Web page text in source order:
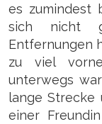
es zumindest
sich nicht
Entfernungen
zu viel
unterwegs
lange Strecke
einer